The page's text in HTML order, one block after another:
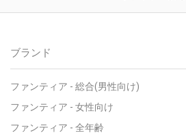
ブランド
ファンティア - 総合(男性向け)
ファンティア - 女性向け
ファンティア - 全年齢